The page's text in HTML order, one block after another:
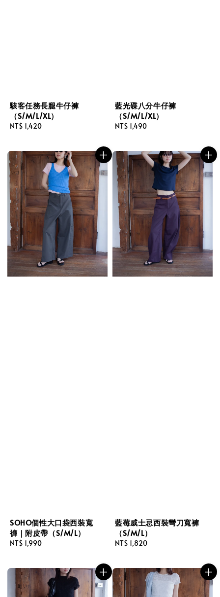
駭客任務長腿牛仔褲
（S/M/L/XL）
Regular
NT$ 1,420
藍光碟八分牛仔褲
（S/M/L/XL）
Regular
NT$ 1,490
SOHO個性大口袋西裝寬
褲｜附皮帶（S/M/L）
Regular
NT$ 1,990
藍莓威士忌西裝彎刀寬褲
（S/M/L）
Regular
NT$ 1,820